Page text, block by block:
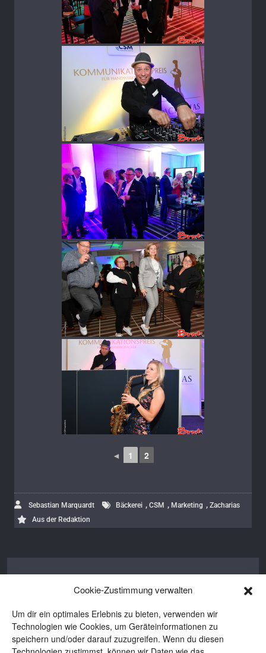
Cookie-Zustimmung verwalten
Um dir ein optimales Erlebnis zu bieten, verwenden wir
Technologien wie Cookies, um Geräteinformationen zu
speichern und/oder darauf zuzugreifen. Wenn du diesen
◄ 1 2
Sebastian Marquardt Bäckerei , CSM , Marketing , Zacharias
Aus der Redaktion
BROTpro. Aus Notwehr fing er mit dem
Selberbacken an. Aus anfänglicher
Begeisterung wurde tiefes Interesse an